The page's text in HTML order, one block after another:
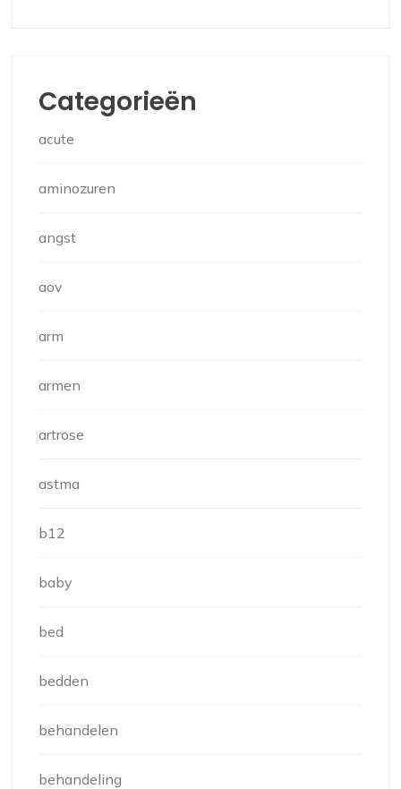
Categorieën
acute
aminozuren
angst
aov
arm
armen
artrose
astma
b12
baby
bed
bedden
behandelen
behandeling